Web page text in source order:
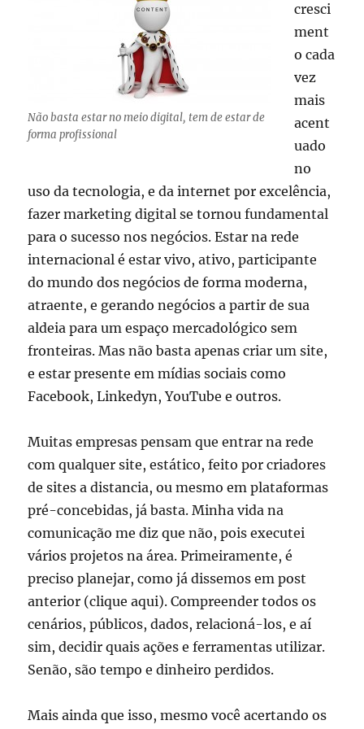
Não basta estar no meio digital, tem de estar de
forma profissional
cresci
ment
o cada
vez
mais
acent
uado
no
uso da tecnologia, e da internet por excelência,
fazer marketing digital se tornou fundamental
para o sucesso nos negócios. Estar na rede
internacional é estar vivo, ativo, participante
do mundo dos negócios de forma moderna,
atraente, e gerando negócios a partir de sua
aldeia para um espaço mercadológico sem
fronteiras. Mas não basta apenas criar um site,
e estar presente em mídias sociais como
Facebook, Linkedyn, YouTube e outros.
Muitas empresas pensam que entrar na rede
com qualquer site, estático, feito por criadores
de sites a distancia, ou mesmo em plataformas
pré-concebidas, já basta. Minha vida na
comunicação me diz que não, pois executei
vários projetos na área. Primeiramente, é
preciso planejar, como já dissemos em post
anterior (clique aqui). Compreender todos os
cenários, públicos, dados, relacioná-los, e aí
sim, decidir quais ações e ferramentas utilizar.
Senão, são tempo e dinheiro perdidos.
Mais ainda que isso, mesmo você acertando os